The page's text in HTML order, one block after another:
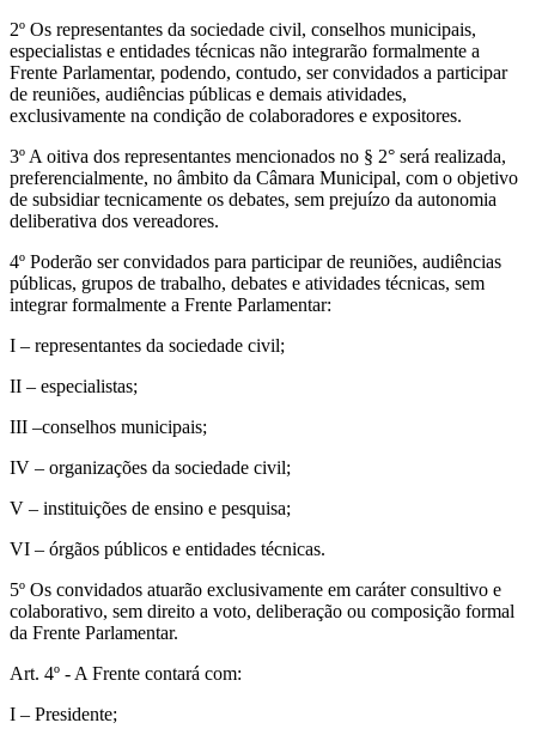
2º Os representantes da sociedade civil, conselhos municipais,
especialistas e entidades técnicas não integrarão formalmente a
Frente Parlamentar, podendo, contudo, ser convidados a participar
de reuniões, audiências públicas e demais atividades,
exclusivamente na condição de colaboradores e expositores.
3º A oitiva dos representantes mencionados no § 2° será realizada,
preferencialmente, no âmbito da Câmara Municipal, com o objetivo
de subsidiar tecnicamente os debates, sem prejuízo da autonomia
deliberativa dos vereadores.
4º Poderão ser convidados para participar de reuniões, audiências
públicas, grupos de trabalho, debates e atividades técnicas, sem
integrar formalmente a Frente Parlamentar:
I – representantes da sociedade civil;
II – especialistas;
III –conselhos municipais;
IV – organizações da sociedade civil;
V – instituições de ensino e pesquisa;
VI – órgãos públicos e entidades técnicas.
5º Os convidados atuarão exclusivamente em caráter consultivo e
colaborativo, sem direito a voto, deliberação ou composição formal
da Frente Parlamentar.
Art. 4º - A Frente contará com:
I – Presidente;